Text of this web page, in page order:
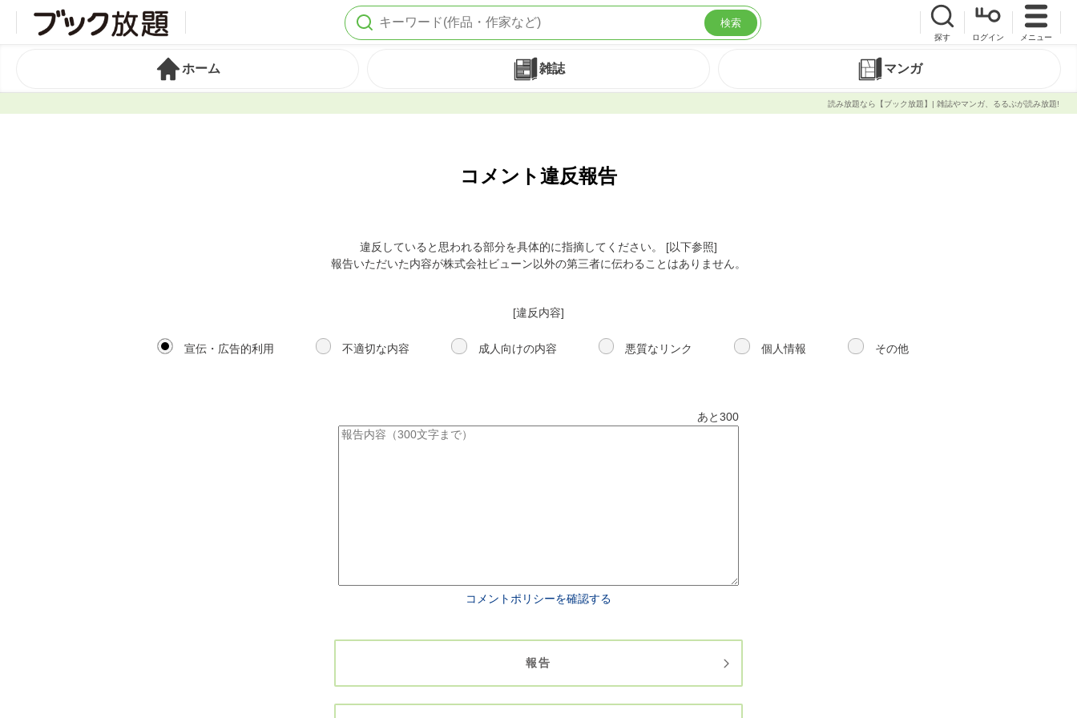
検索
探す ログイン メニュー
ホーム 雑誌 マンガ
読み放題なら【ブック放題】| 雑誌やマンガ、るるぶが読み放題!
コメント違反報告
違反していると思われる部分を具体的に指摘してください。 [以下参照]
報告いただいた内容が株式会社ビューン以外の第三者に伝わることはありません。
[違反内容]
宣伝・広告的利用 不適切な内容 成人向けの内容 悪質なリンク 個人情報 その他
あと300
コメントポリシーを確認する
報告